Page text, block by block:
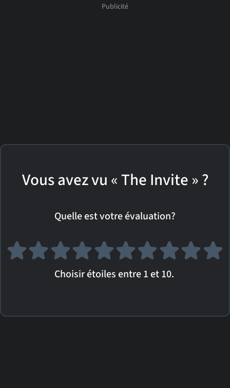
Vous avez vu « The Invite » ?
Quelle est votre évaluation?
Choisir étoiles entre 1 et 10.